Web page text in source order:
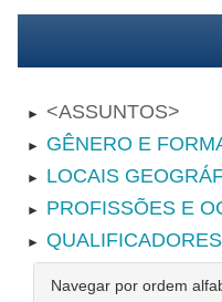
► ASSUNTOS
► GÊNERO E
► LOCAIS
► PROFISSÕES E
► QUALIFICADORES
Navegar por ordem